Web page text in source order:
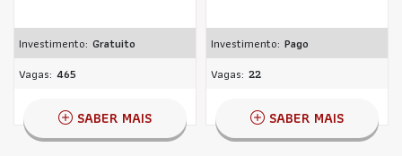
Investimento: Gratuito
Vagas: 465
SABER MAIS
Investimento: Pago
Vagas: 22
SABER MAIS